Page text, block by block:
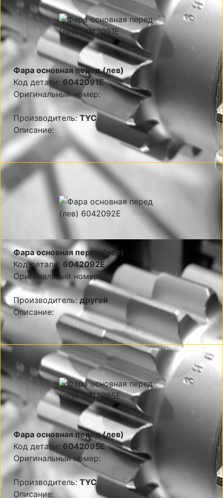
Фара основная перед (лев)
Код детали:6042091E
Оригинальный номер:
Производитель:TYC
Описание:
Фара основная перед (лев)
Код детали: 6042092E
Оригинальный номер:
Производитель:другой
Описание:
Фара основная перед (лев)
Код детали:6042095E
Оригинальный номер:
Производитель:TYC
Описание: